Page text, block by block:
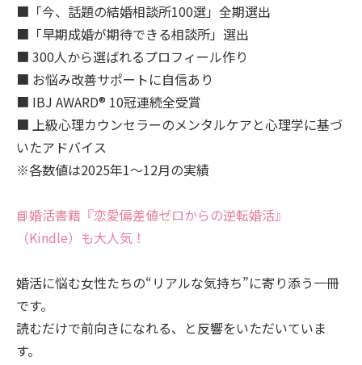
■「今、話題の結婚相談所100選」全期選出
■「早期成婚が期待できる相談所」選出
■ 300人から選ばれるプロフィール作り
■ お悩み改善サポートに自信あり
■ IBJ AWARD® 10冠連続全受賞
■ 上級心理カウンセラーのメンタルケアと心理学に基づ
いたアドバイス
※各数値は2025年1～12月の実績
📘婚活書籍『恋愛偏差値ゼロからの逆転婚活』
（Kindle）も大人気！
婚活に悩む女性たちの“リアルな気持ち”に寄り添う一冊
です。
読むだけで前向きになれる、と反響をいただいていま
す。